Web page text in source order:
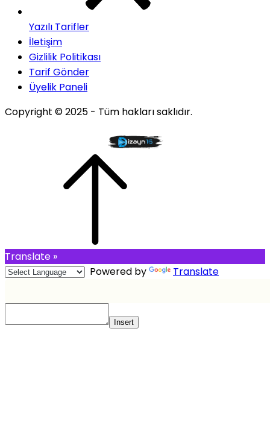
Yazılı Tarifler
İletişim
Gizlilik Politikası
Tarif Gönder
Üyelik Paneli
Copyright © 2025 - Tüm hakları saklıdır.
Translate »
Powered by
Translate
Insert